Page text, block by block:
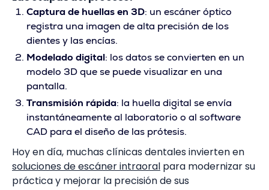
Captura de huellas en 3D: un escáner óptico
registra una imagen de alta precisión de los
dientes y las encías.
Modelado digital: los datos se convierten en un
modelo 3D que se puede visualizar en una
pantalla.
Transmisión rápida: la huella digital se envía
instantáneamente al laboratorio o al software
CAD para el diseño de las prótesis.
Hoy en día, muchas clínicas dentales invierten en
soluciones de escáner intraoral para modernizar su
práctica y mejorar la precisión de sus